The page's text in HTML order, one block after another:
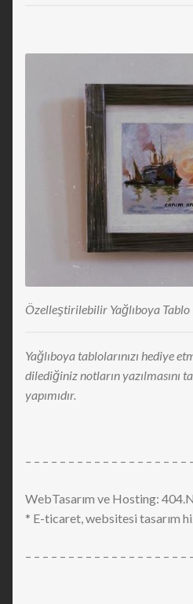
Özelleştirilebilir Yağlıboya Tablo
Yağlıboya tablolarınızı hediye
dilediğiniz notların yazılmasını
yapımıdır.
– – – – – – – – – – – – – – – – – – –
WebTasarım ve Hosting:
* E-ticaret, websitesi tasarım
– – – – – – – – – – – – – – – – – – –